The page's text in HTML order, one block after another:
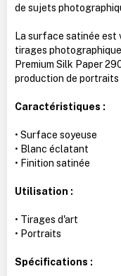
de sujets
La surface satinée est
tirages
Premium Silk Paper
production de
Caractéristiques :
• Surface soyeuse
• Blanc éclatant
• Finition satinée
Utilisation :
• Tirages d'art
• Portraits
Spécifications :